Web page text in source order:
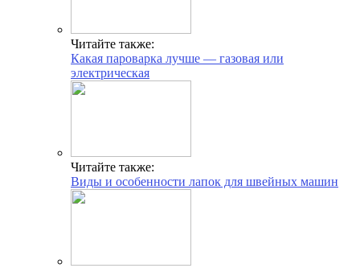
Читайте также:
Какая пароварка лучше — газовая или
электрическая
Читайте также:
Виды и особенности лапок для швейных машин